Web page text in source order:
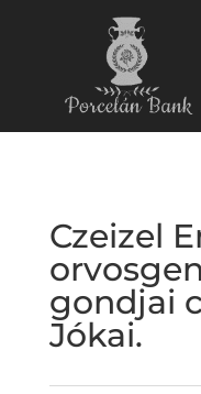
Czeizel
gondjai
Jókai.